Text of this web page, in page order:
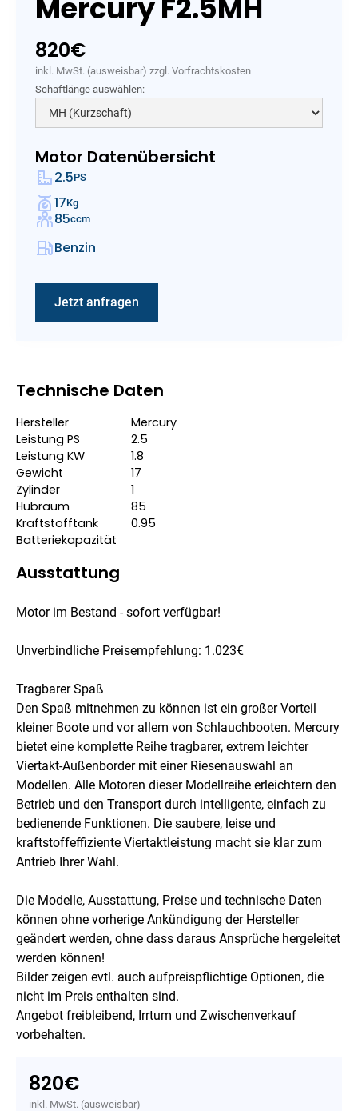
Mercury F2.5MH
820€
inkl. MwSt. (ausweisbar) zzgl. Vorfrachtskosten
Schaftlänge auswählen:
Motor Datenübersicht
2.5PS
17Kg
85ccm
Benzin
Jetzt anfragen
Technische Daten
Hersteller
Mercury
Leistung PS
2.5
Leistung KW
1.8
Gewicht
17
Zylinder
1
Hubraum
85
Kraftstofftank
0.95
Batteriekapazität
Ausstattung
Motor im Bestand - sofort verfügbar!
Unverbindliche Preisempfehlung: 1.023€
Tragbarer Spaß
Den Spaß mitnehmen zu können ist ein großer Vorteil
kleiner Boote und vor allem von Schlauchbooten. Mercury
bietet eine komplette Reihe tragbarer, extrem leichter
Viertakt-Außenborder mit einer Riesenauswahl an
Modellen. Alle Motoren dieser Modellreihe erleichtern den
Betrieb und den Transport durch intelligente, einfach zu
bedienende Funktionen. Die saubere, leise und
kraftstoffeffiziente Viertaktleistung macht sie klar zum
Antrieb Ihrer Wahl.
Die Modelle, Ausstattung, Preise und technische Daten
können ohne vorherige Ankündigung der Hersteller
geändert werden, ohne dass daraus Ansprüche hergeleitet
werden können!
Bilder zeigen evtl. auch aufpreispflichtige Optionen, die
nicht im Preis enthalten sind.
Angebot freibleibend, Irrtum und Zwischenverkauf
vorbehalten.
820€
inkl. MwSt. (ausweisbar)